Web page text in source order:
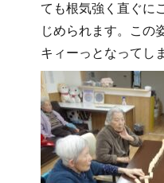
ても根気強く直ぐに
じめられます。この
キィーっとなってし